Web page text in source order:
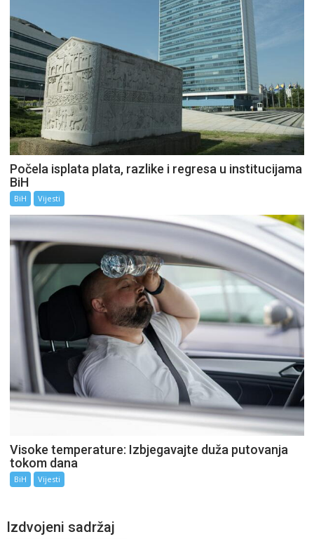
Počela isplata plata, razlike i regresa u institucijama
BiH
BiH Vijesti
Visoke temperature: Izbjegavajte duža putovanja
tokom dana
BiH Vijesti
Izdvojeni sadržaj